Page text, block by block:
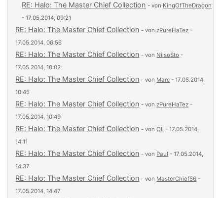
RE: Halo: The Master Chief Collection - von KingOfTheDragon
- 17.05.2014, 09:21
RE: Halo: The Master Chief Collection - vonzPureHaTez -
17.05.2014, 06:56
RE: Halo: The Master Chief Collection - von NilsoSto -
17.05.2014, 10:02
RE: Halo: The Master Chief Collection - von Marc - 17.05.2014,
10:45
RE: Halo: The Master Chief Collection - vonzPureHaTez -
17.05.2014, 10:49
RE: Halo: The Master Chief Collection - vonOli - 17.05.2014,
14:11
RE: Halo: The Master Chief Collection - von Paul - 17.05.2014,
14:37
RE: Halo: The Master Chief Collection - von MasterChief56 -
17.05.2014, 14:47